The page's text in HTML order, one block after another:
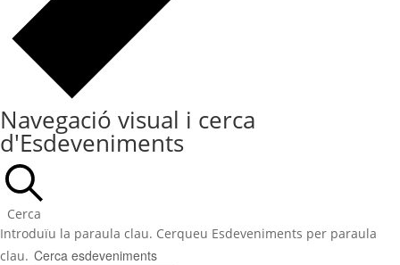
Navegació visual i cerca
d'Esdeveniments
Cerca
Introduïu la paraula clau. Cerqueu Esdeveniments per paraula
clau.